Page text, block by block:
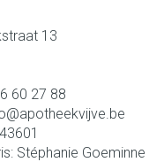
13
60 27 88
apotheekvijve.be
Stéphanie Goeminne